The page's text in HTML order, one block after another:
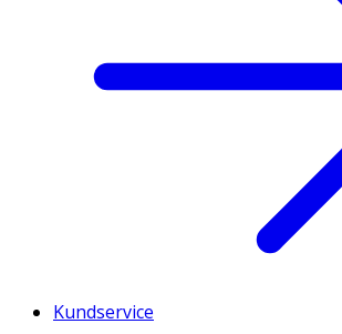
Kundservice